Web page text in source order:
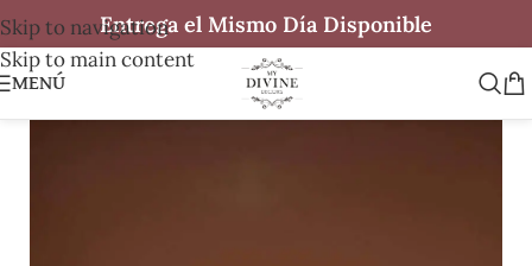
Skip to navigation
Skip to main content
Entrega el Mismo Día Disponible
MENÚ